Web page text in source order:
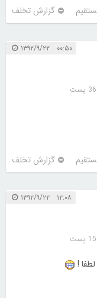
گزارش تخلف
۰۰:۵۰ ۱۳۹۲/۹/۲۲
گزارش تخلف
۱۲:۰۸ ۱۳۹۲/۹/۲۲
!